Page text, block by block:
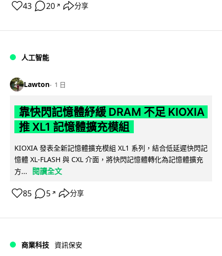
43 20 ↗ 分享
人工智能
Lawton 1 日
靠快閃記憶體紓緩 DRAM 不足 KIOXIA
推 XL1 記憶體擴充模組
KIOXIA 發表全新記憶體擴充模組 XL1 系列，結合低延遲快閃記
憶體 XL-FLASH 與 CXL 介面，將快閃記憶體轉化為記憶體擴充
方...
閱讀全文
85 5 ↗ 分享
商業科技 資訊保安